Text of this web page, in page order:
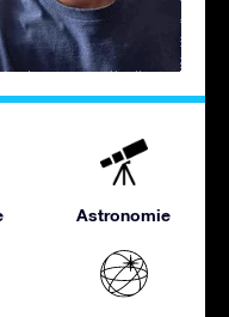
Astronomie